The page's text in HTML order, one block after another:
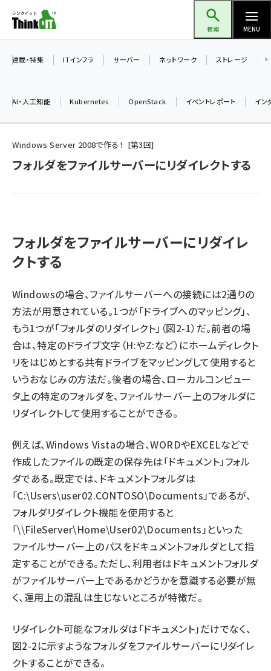
ン
ツ
検索 MENU
加藤銘のチーム貢献～仲間と築いた勝利の絆～ (2329)
genai (1494)
abc123 (1371)
ai crunch (1365)
連載・特集 ITインフラ サーバー ネットワーク ストレージ
AI・人工知能 Kubernetes OpenStack イベントレポート イン
Windows Server 2008で作る！ 第3回
フォルダをファイルサーバーにリダイレクトする
フォルダをファイルサーバーにリダイレ
クトする
Windowsの場合、ファイルサーバーへの接続には2通りの
方法が用意されている。1つが「ドライブへのマッピング」、
もう1つが「フォルダのリダイレクト」（図2-1）だ。前者の場
合は、特定のドライブ文字（H:やZ:など）にホームディレクト
リをはじめとする共有ドライブをマッピングして使用すると
いうおなじみの方法だ。後者の場合、ローカルコンピュー
タ上の特定のフォルダを、ファイルサーバー上のフォルダに
リダイレクトして使用することができる。
例えば、Windows Vistaの場合、WORDやEXCELなどで
作成したファイルの既定の保存先は「ドキュメント」フォル
ダである。既定では、ドキュメントフォルダは
「C:\Users\user02.CONTOSO\Documents」であるが、
フォルダリダイレクト機能を使用すると
「\\FileServer\Home\User02\Documents」といった
ファイルサーバー上のパスをドキュメントフォルダとして指
定することができる。ただし、利用者はドキュメントフォルダ
がファイルサーバー上であるかどうかを意識する必要が無
く、運用上の混乱は生じないところが特徴だ。
リダイレクト可能なフォルダは「ドキュメント」だけでなく、
図2-2に示すようなフォルダをファイルサーバーにリダイレ
クトすることができる。